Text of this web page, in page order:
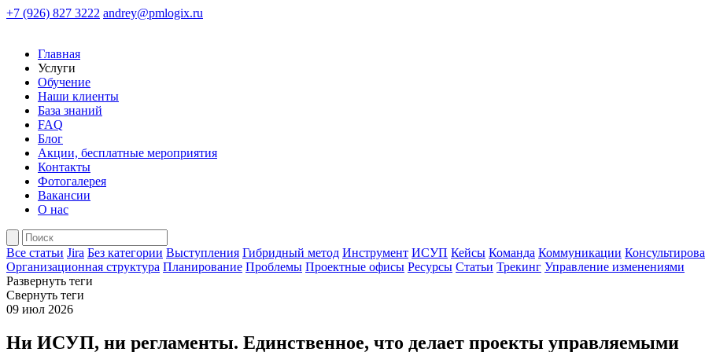
+7 (926) 827 3222 andrey@pmlogix.ru
Главная
Услуги
Обучение
Наши клиенты
База знаний
FAQ
Блог
Акции, бесплатные мероприятия
Контакты
Фотогалерея
Вакансии
О нас
Все статьи Jira Без категории Выступления Гибридный метод Инструмент ИСУП Кейсы Команда Коммуникации
Организационная структура Планирование Проблемы Проектные офисы Ресурсы Статьи Трекинг Управление изменениями
Развернуть теги
Свернуть теги
09 июл 2026
Ни ИСУП, ни регламенты. Единственное, что делает проекты управляемыми